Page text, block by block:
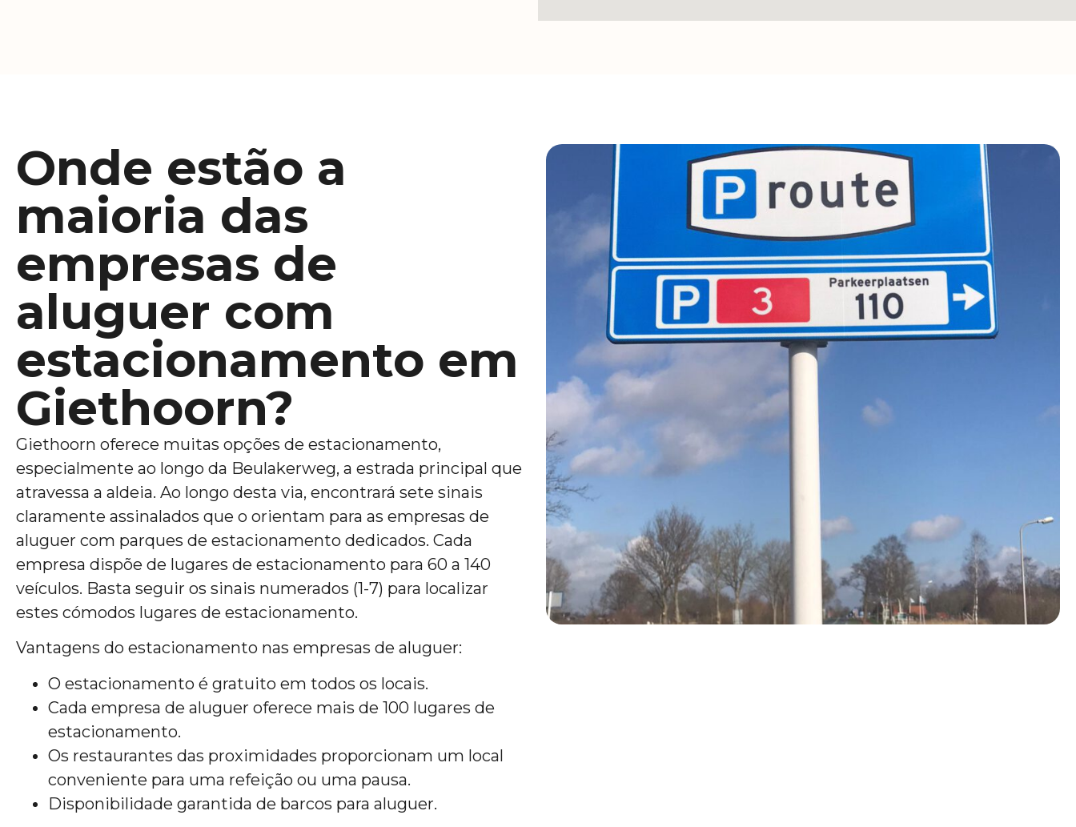
Onde estão a
maioria das
empresas de
aluguer com
estacionamento em
Giethoorn?
Giethoorn oferece muitas opções de estacionamento,
especialmente ao longo da Beulakerweg, a estrada principal que
atravessa a aldeia. Ao longo desta via, encontrará sete sinais
claramente assinalados que o orientam para as empresas de
aluguer com parques de estacionamento dedicados. Cada
empresa dispõe de lugares de estacionamento para 60 a 140
veículos. Basta seguir os sinais numerados (1-7) para localizar
estes cómodos lugares de estacionamento.
Vantagens do estacionamento nas empresas de aluguer:
O estacionamento é gratuito em todos os locais.
Cada empresa de aluguer oferece mais de 100 lugares de
estacionamento.
Os restaurantes das proximidades proporcionam um local
conveniente para uma refeição ou uma pausa.
Disponibilidade garantida de barcos para aluguer.